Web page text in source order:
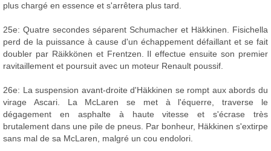
plus chargé en essence et s'arrêtera plus tard.
25e: Quatre secondes séparent Schumacher et Häkkinen. Fisichella
perd de la puissance à cause d'un échappement défaillant et se fait
doubler par Räikkönen et Frentzen. Il effectue ensuite son premier
ravitaillement et poursuit avec un moteur Renault poussif.
26e: La suspension avant-droite d'Häkkinen se rompt aux abords du
virage Ascari. La McLaren se met à l'équerre, traverse le
dégagement en asphalte à haute vitesse et s'écrase très
brutalement dans une pile de pneus. Par bonheur, Häkkinen s'extirpe
sans mal de sa McLaren, malgré un cou endolori.